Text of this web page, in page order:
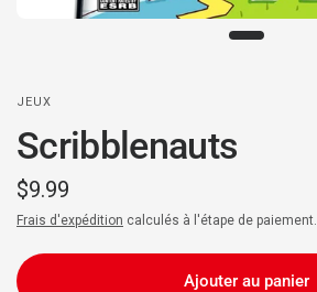
JEUX
Scribblenauts
$9.99
Frais d'expédition calculés à l'étape de paiement.
Ajouter au panier